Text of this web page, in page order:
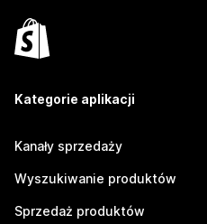
Kategorie aplikacji
Kanały sprzedaży
Wyszukiwanie produktów
Sprzedaż produktów